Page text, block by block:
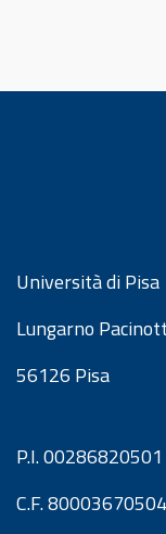
Università di Pisa
Lungarno
56126 Pisa
P.I. 00286820501
C.F. 80003670504